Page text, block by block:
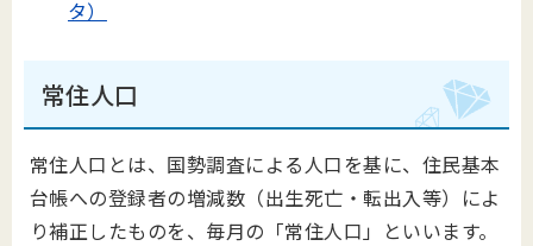
タ）
常住人口
常住人口とは、国勢調査による人口を基に、住民基本
台帳への登録者の増減数（出生死亡・転出入等）によ
り補正したものを、毎月の「常住人口」といいます。